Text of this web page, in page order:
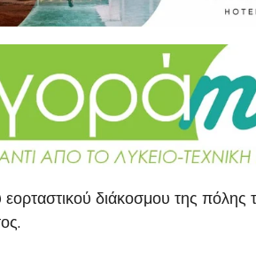
διάκοσμου της